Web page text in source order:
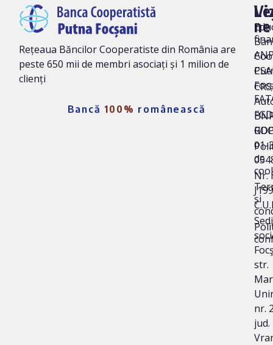
Rețeaua Băncilor Cooperatiste din România are
peste 650 mii de membri asociați și 1 milion de
clienți
Bancă 100% românească
ne
01-
Nr.
str.
nr.
jud.
de
și